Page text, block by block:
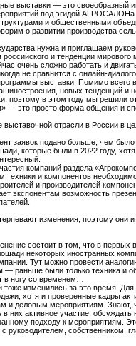
выставки — это своеобразный
под эгидой
и общественными
о развитии производства
нужна и приглашаем
и тенденции
очень сложно работать и
не сравнится с онлайн-
выставки. Помимо всего
новых тенденций и
поэтому в этом году мы решили
— это просто форма общения и
выставочной отрасли в России в
заявок подано больше, чем
которые были в 2022 году,
компаний раздела
техники и компонентов
и производителей
экспонентам возможность
изменения, поэтому они
состоит в том, что в
некоторых иностранных
Тут можно провести
— раньше были только техника и
в ногу со временем…
тоже изменились за это время.
хотя и проверенные кадры
и деловым мероприятиям. Знают,
них активное участие,
подходу к мероприятиям.
руководителем, собственником,